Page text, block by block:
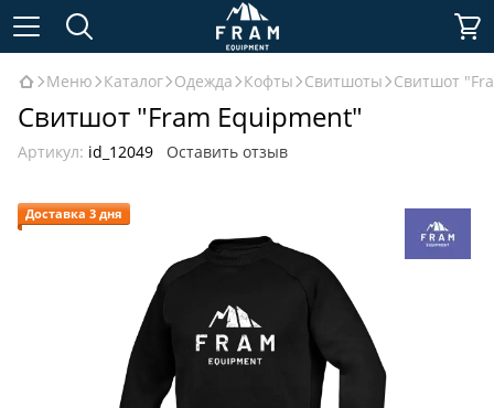
Меню Каталог Одежда Кофты Свитшоты Свитшот
Свитшот "Fram Equipment"
Артикул: id_12049 Оставить отзыв
Доставка 3 дня